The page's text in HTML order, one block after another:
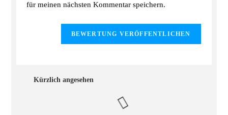
für meinen nächsten Kommentar speichern.
Kürzlich angesehen